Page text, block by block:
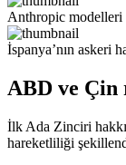
Anthropic modelleri
İspanya’nın askeri
ABD ve Çin
İlk Ada Zinciri
hareketliliği